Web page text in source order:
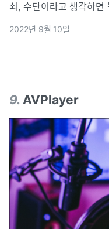
쇠, 수단이라고 생각하면
2022년 9월 10일
9. AVPlayer